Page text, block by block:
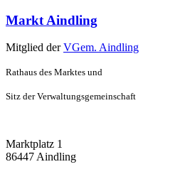
Markt Aindling
Mitglied derVGem. Aindling
Rathaus des Marktes und
Sitz der Verwaltungsgemeinschaft
Marktplatz 1
86447 Aindling